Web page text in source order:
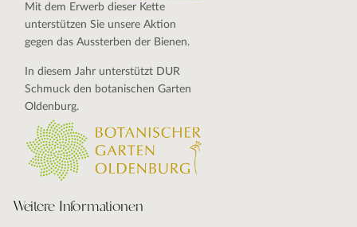
Mit dem Erwerb dieser Kette
unterstützen Sie unsere Aktion
gegen das Aussterben der Bienen.
In diesem Jahr unterstützt DUR
Schmuck den botanischen Garten
Oldenburg.
Weitere Informationen